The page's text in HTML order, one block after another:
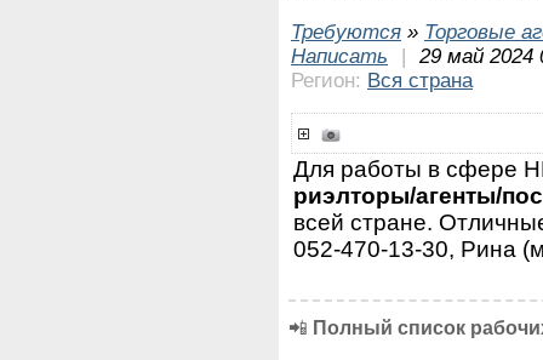
Требуются » Торговые
Написать
|
29 май 2024
Регион: Вся страна
Для работы в сфере
риэлторы/агенты/
всей стране.
052-470-13-30, Рина
📲 Полный список